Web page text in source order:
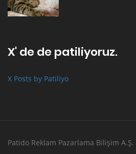
X' de de patiliyoruz.
X Posts by Patiliyo
Patido Reklam Pazarlama Bilişim A.Ş.